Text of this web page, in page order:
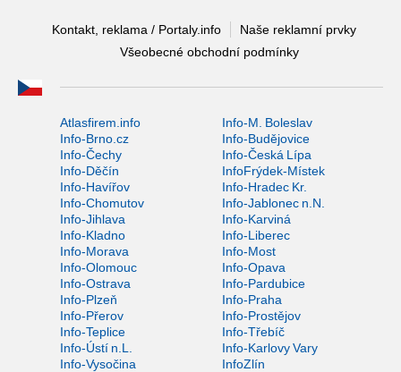
Kontakt, reklama / Portaly.info
Naše reklamní prvky
Všeobecné obchodní podmínky
Atlasfirem.info
Info-M. Boleslav
Info-Brno.cz
Info-Budějovice
Info-Čechy
Info-Česká Lípa
Info-Děčín
InfoFrýdek-Místek
Info-Havířov
Info-Hradec Kr.
Info-Chomutov
Info-Jablonec n.N.
Info-Jihlava
Info-Karviná
Info-Kladno
Info-Liberec
Info-Morava
Info-Most
Info-Olomouc
Info-Opava
Info-Ostrava
Info-Pardubice
Info-Plzeň
Info-Praha
Info-Přerov
Info-Prostějov
Info-Teplice
Info-Třebíč
Info-Ústí n.L.
Info-Karlovy Vary
Info-Vysočina
InfoZlín